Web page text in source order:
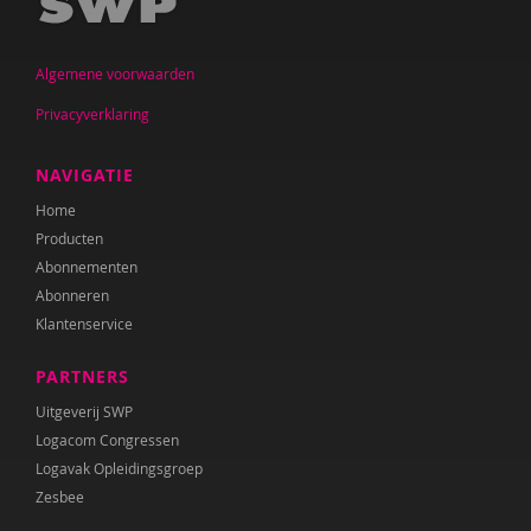
Jan De Mets
Vicky Dellas
A. van Dinther-Erkens
Angela van Dinther-Erkens
Nanne van Doorn
Wieteke van Dort
Lonneke van Elburg
Belinda Fallaux
Paula Fikkert
Yolanda Geleynse
Algemene voorwaarden
Privacyverklaring
NAVIGATIE
Home
Producten
Abonnementen
Abonneren
Klantenservice
PARTNERS
Uitgeverij SWP
Logacom Congressen
Logavak Opleidingsgroep
Zesbee